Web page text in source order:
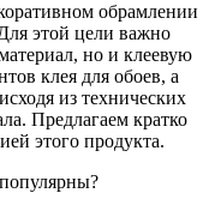
обрамлении
этой цели важно
но и клеевую
клея для обоев, а
из технических
Предлагаем кратко
этого продукта.